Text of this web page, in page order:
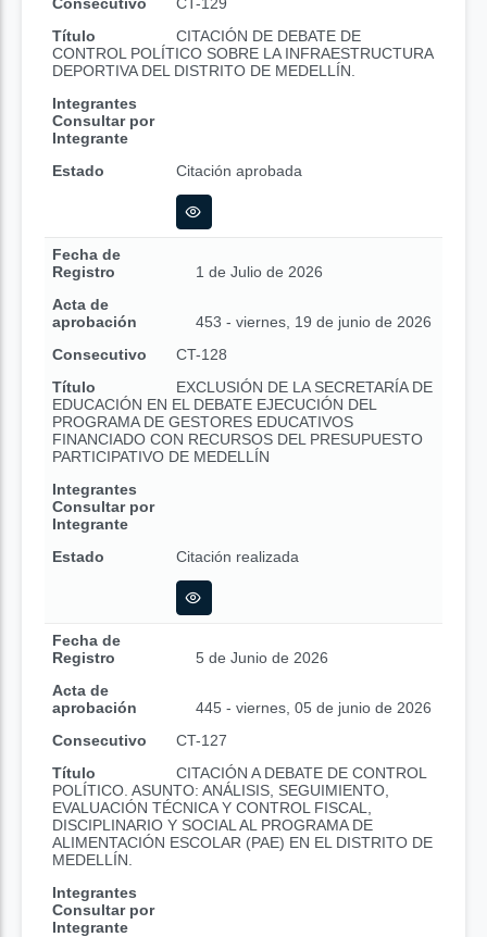
Título
CITACIÓN DE DEBATE DE
CONTROL POLÍTICO SOBRE LA INFRAESTRUCTURA
DEPORTIVA DEL DISTRITO DE MEDELLÍN.
Integrantes
Consultar por
Integrante
Estado
Citación aprobada
Fecha de
Registro
1 de Julio de 2026
Acta de
aprobación
453 - viernes, 19 de junio de 2026
Consecutivo
CT-128
Título
EXCLUSIÓN DE LA SECRETARÍA DE
EDUCACIÓN EN EL DEBATE EJECUCIÓN DEL
PROGRAMA DE GESTORES EDUCATIVOS
FINANCIADO CON RECURSOS DEL PRESUPUESTO
PARTICIPATIVO DE MEDELLÍN
Integrantes
Consultar por
Integrante
Estado
Citación realizada
Fecha de
Registro
5 de Junio de 2026
Acta de
aprobación
445 - viernes, 05 de junio de 2026
Consecutivo
CT-127
Título
CITACIÓN A DEBATE DE CONTROL
POLÍTICO. ASUNTO: ANÁLISIS, SEGUIMIENTO,
EVALUACIÓN TÉCNICA Y CONTROL FISCAL,
DISCIPLINARIO Y SOCIAL AL PROGRAMA DE
ALIMENTACIÓN ESCOLAR (PAE) EN EL DISTRITO DE
MEDELLÍN.
Integrantes
Consultar por
Integrante